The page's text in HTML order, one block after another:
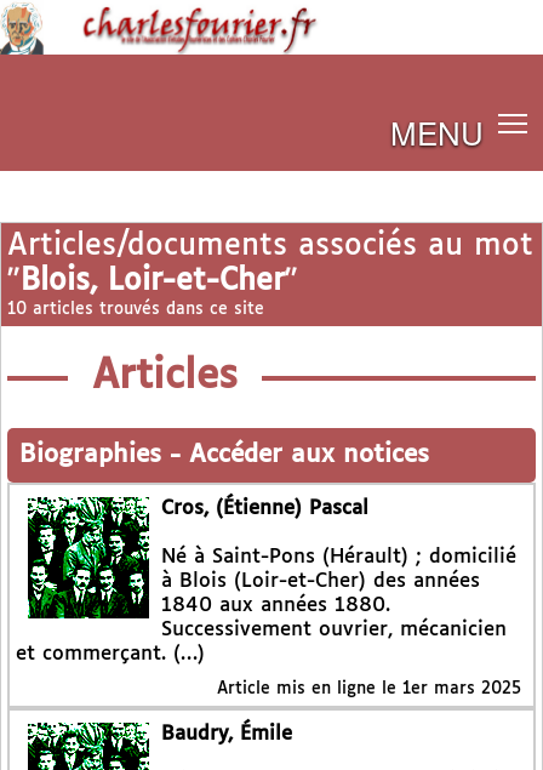
MENU
Articles/documents associés au mot
" Blois, Loir-et-Cher"
10 articles trouvés dans ce site
Articles
Biographies - Accéder aux notices
Cros, (Étienne) Pascal
Né à Saint-Pons (Hérault) ; domicilié
à Blois (Loir-et-Cher) des années
1840 aux années 1880.
Successivement ouvrier, mécanicien
et commerçant. (…)
Article mis en ligne le 1er mars 2025
Baudry, Émile